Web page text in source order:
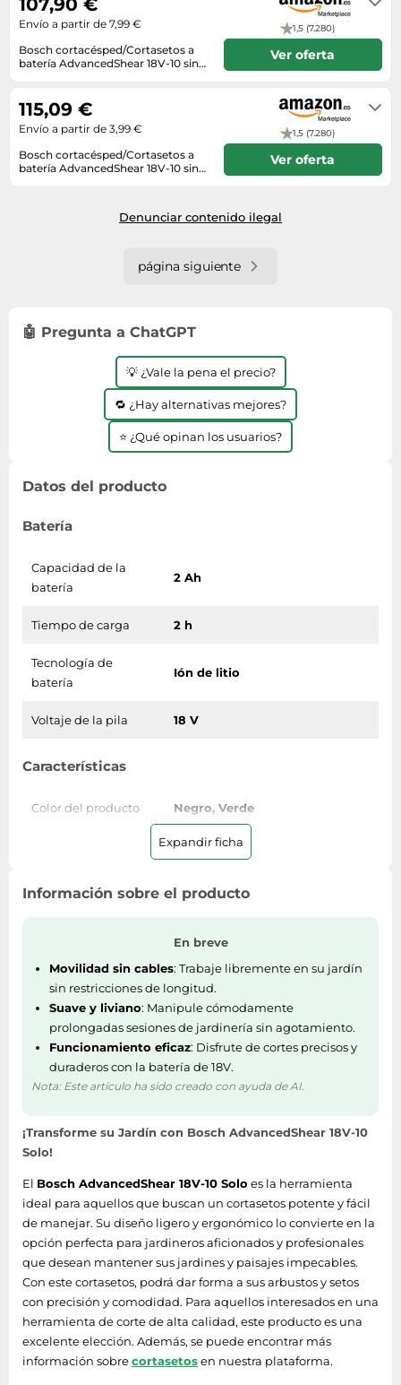
Bosch cortacésped/Cortasetos a
batería AdvancedShear 18V-10 sin
1,5 (7.280)
Envío a partir de 7,99 €
Ver oferta
Bosch cortacésped/Cortasetos a
batería AdvancedShear 18V-10 sin
1,5 (7.280)
115,09 €
Envío a partir de 3,99 €
Ver oferta
página siguiente
Denunciar contenido ilegal
🤖 Pregunta a ChatGPT
💡 ¿Vale la pena el precio?
🔁 ¿Hay alternativas mejores?
⭐ ¿Qué opinan los usuarios?
Datos del producto
Batería
Capacidad de la
batería
2 Ah
Tiempo de carga 2 h
Tecnología de
batería
Ión de litio
Voltaje de la pila 18 V
Características
Color del producto Negro, Verde
Si
para matorrales
8 mm
Peso y dimensiones
Peso 1,45 kg
Altura 163 mm
Ancho
Expandir ficha
Información sobre el producto
En breve
Movilidad sin cables: Trabaje libremente en su jardín
sin restricciones de longitud.
Suave y liviano: Manipule cómodamente
prolongadas sesiones de jardinería sin agotamiento.
Funcionamiento eficaz: Disfrute de cortes precisos y
duraderos con la batería de 18V.
Nota: Este artículo ha sido creado con ayuda de AI.
¡Transforme su Jardín con Bosch AdvancedShear 18V-10
Solo!
El Bosch AdvancedShear 18V-10 Solo es la herramienta
ideal para aquellos que buscan un cortasetos potente y fácil
de manejar. Su diseño ligero y ergonómico lo convierte en la
opción perfecta para jardineros aficionados y profesionales
que desean mantener sus jardines y paisajes impecables.
Con este cortasetos, podrá dar forma a sus arbustos y setos
con precisión y comodidad. Para aquellos interesados en una
herramienta de corte de alta calidad, este producto es una
excelente elección. Además, se puede encontrar más
información sobrecortasetosen nuestra plataforma.